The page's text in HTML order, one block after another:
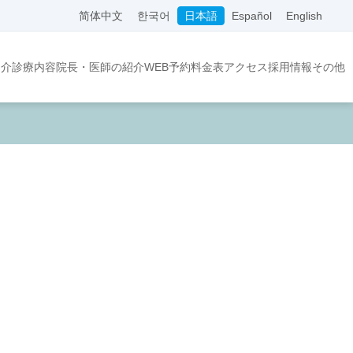
简体中文 한국어 日本語 Español English
診療内容院長・医師の紹介WEB予約料金表アクセス採用情報その他